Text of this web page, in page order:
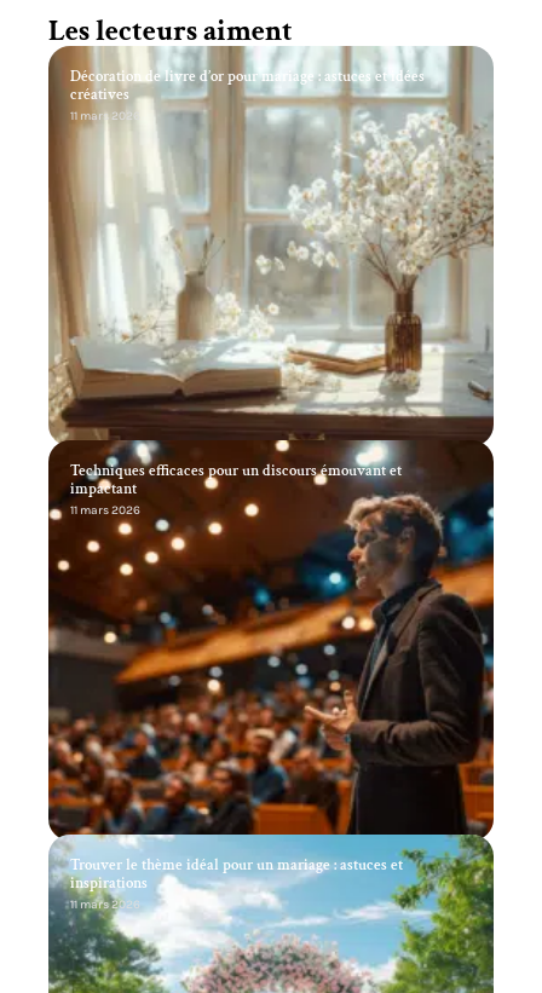
Les lecteurs aiment
Décoration de livre d’or pour mariage : astuces et idées
créatives
11 mars 2026
Techniques efficaces pour un discours émouvant et
impactant
11 mars 2026
Trouver le thème idéal pour un mariage : astuces et
inspirations
11 mars 2026